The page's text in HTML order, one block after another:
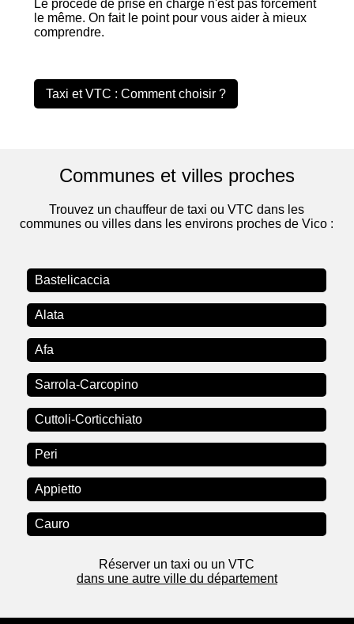
Le procédé de prise en charge n'est pas forcément
le même. On fait le point pour vous aider à mieux
comprendre.
Taxi et VTC : Comment choisir ?
Communes et villes proches
Trouvez un chauffeur de taxi ou VTC dans les
communes ou villes dans les environs proches de Vico :
Bastelicaccia
Alata
Afa
Sarrola-Carcopino
Cuttoli-Corticchiato
Peri
Appietto
Cauro
Réserver un taxi ou un VTC
dans une autre ville du département